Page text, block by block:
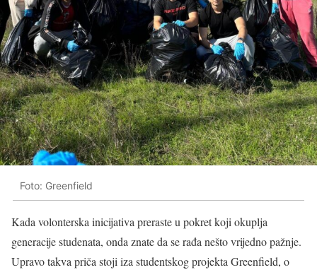
Foto: Greenfield
Kada volonterska inicijativa preraste u pokret koji okuplja
generacije studenata, onda znate da se rađa nešto vrijedno pažnje.
Upravo takva priča stoji iza studentskog projekta Greenfield, o